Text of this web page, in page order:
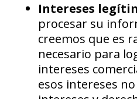
Intereses
procesar su
creemos que es
necesario para
intereses
esos intereses